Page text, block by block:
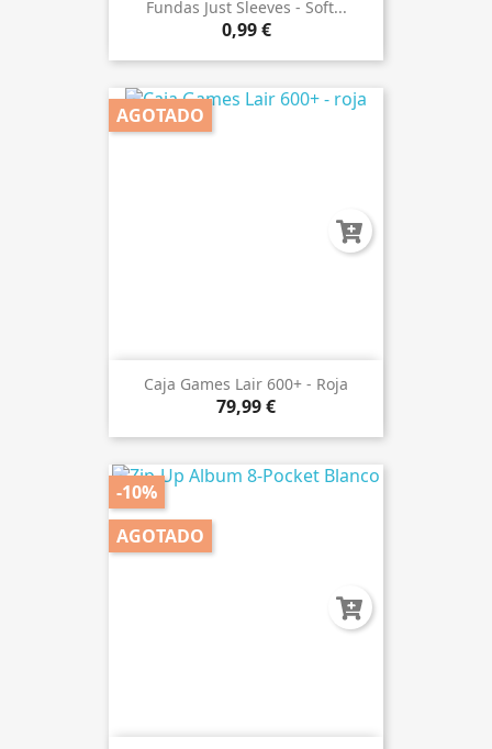
Fundas Just Sleeves - Soft...
0,99 €
Caja Games Lair 600+ - Roja
79,99 €
AGOTADO
-10%
AGOTADO